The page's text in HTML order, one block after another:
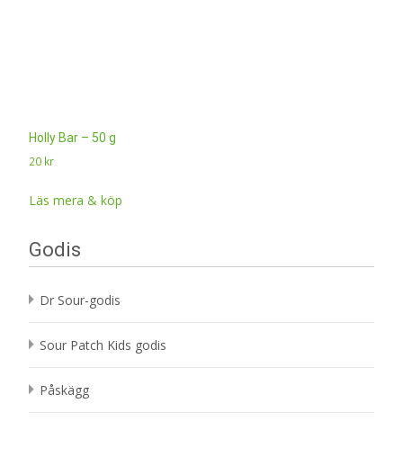
Holly Bar – 50 g
20 kr
Läs mera & köp
Godis
Dr Sour-godis
Sour Patch Kids godis
Påskägg